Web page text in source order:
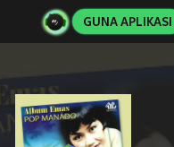
GUNA APLIKASI